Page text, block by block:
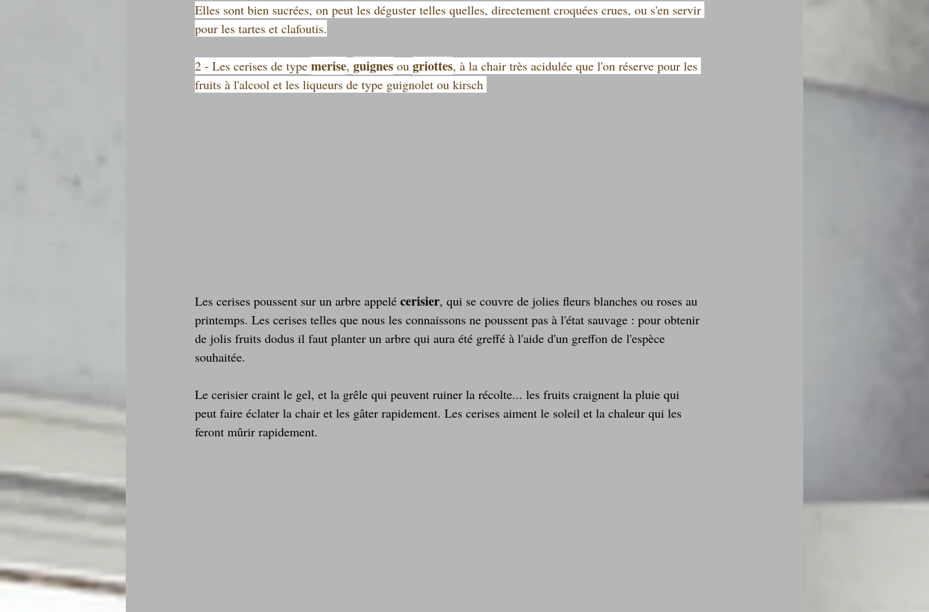
Elles sont bien sucrées, on peut les déguster telles quelles, directement croquées crues, ou s'en servir
pour les tartes et clafoutis.
2 - Les cerises de type merise, guignes ou griottes, à la chair très acidulée que l'on réserve pour les
fruits à l'alcool et les liqueurs de type guignolet ou kirsch
Les cerises poussent sur un arbre appelé cerisier, qui se couvre de jolies fleurs blanches ou roses au
printemps. Les cerises telles que nous les connaissons ne poussent pas à l'état sauvage : pour obtenir
de jolis fruits dodus il faut planter un arbre qui aura été greffé à l'aide d'un greffon de l'espèce
souhaitée.
Le cerisier craint le gel, et la grêle qui peuvent ruiner la récolte... les fruits craignent la pluie qui
peut faire éclater la chair et les gâter rapidement. Les cerises aiment le soleil et la chaleur qui les
feront mûrir rapidement.